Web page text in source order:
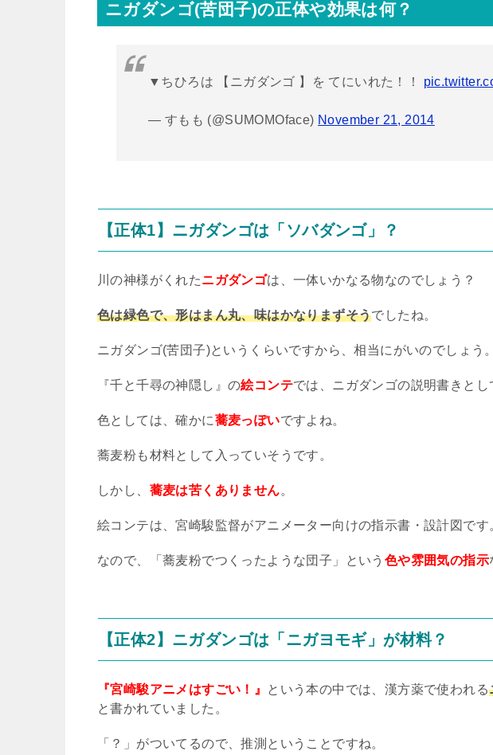
ニガダンゴ(苦団子)の正体や効果は何？
▼ちひろは 【ニガダンゴ 】を てにいれた！！
— すもも (@SUMOMOface) November 21, 2014
【正体1】ニガダンゴは「ソバダンゴ」？
川の神様がくれたニガダンゴは、一体いかなる物なのでしょう？
色は緑色で、形はまん丸、味はかなりまずそうでしたね。
ニガダンゴ(苦団子)というくらいですから、相当にがいのでしょう。
『千と千尋の神隠し』の絵コンテでは、ニガダンゴの説明書きとし
色としては、確かに蕎麦っぽいですよね。
蕎麦粉も材料として入っていそうです。
しかし、 蕎麦は苦くありません。
絵コンテは、宮崎駿監督がアニメーター向けの指示書・設計図です
なので、「蕎麦粉でつくったような団子」という 色や雰囲気の指示
【正体2】ニガダンゴは「ニガヨモギ」が材料？
『宮崎駿アニメはすごい！』 という本の中では、漢方薬で使われる
と書かれていました。
「？」がついてるので、推測ということですね。